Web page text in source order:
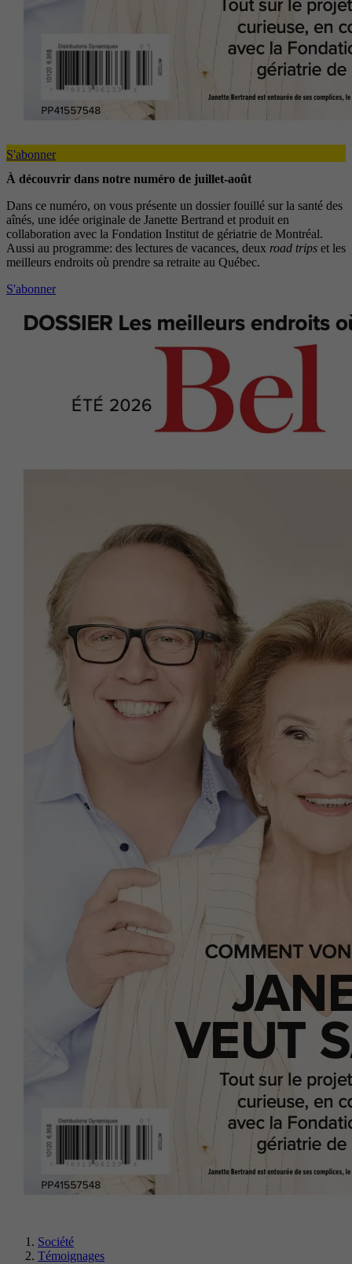
S'abonner
À découvrir dans notre numéro de juillet-août
Dans ce numéro, on vous présente un dossier fouillé sur la santé des
aînés, une idée originale de Janette Bertrand et produit en
collaboration avec la Fondation Institut de gériatrie de Montréal.
Aussi au programme: des lectures de vacances, deux road trips et les
meilleurs endroits où prendre sa retraite au Québec.
S'abonner
Société
Témoignages